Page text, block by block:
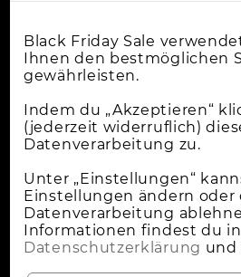
Black Friday Sale
Ihnen den bestmöglichen
gewährleisten.
Indem du „Akzeptieren“
(jederzeit widerruflich)
Datenverarbeitung zu.
Unter „Einstellungen“
Einstellungen ändern oder
Datenverarbeitung
Informationen findest du
Datenschutzerklärung und